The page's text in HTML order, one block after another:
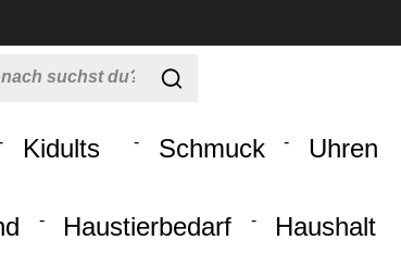
Kidults Schmuck Uhren
Haustierbedarf Haushalt